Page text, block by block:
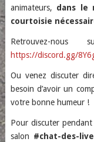
animateurs, dans le
courtoisie
Retrouvez-
https://discord.gg/
Ou venez discuter
besoin d’avoir un
votre bonne humeur !
Pour discuter pendant
salon #chat-des-